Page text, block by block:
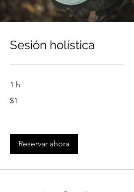
Sesión holística
1 h
dólar
$1
Reservar ahora